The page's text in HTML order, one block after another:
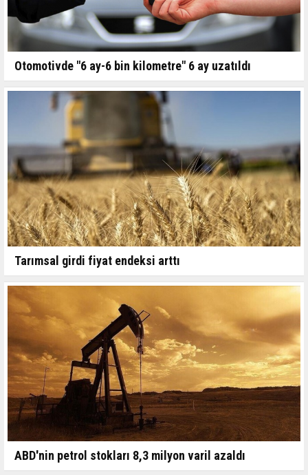
Otomotivde "6 ay-6 bin kilometre" 6 ay uzatıldı
Tarımsal girdi fiyat endeksi arttı
ABD'nin petrol stokları 8,3 milyon varil azaldı